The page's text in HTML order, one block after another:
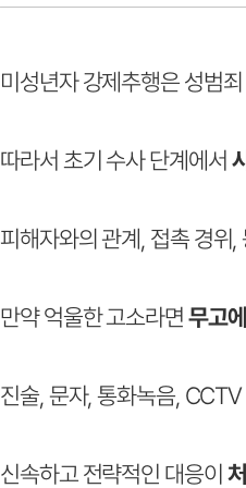
미성년자 강제추행은 성범
따라서 초기 수사 단계에서
피해자와의 관계, 접촉 경위
만약 억울한 고소라면무고
진술, 문자, 통화녹음,
신속하고 전략적인 대응이